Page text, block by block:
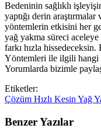
Bedeninin sağlıklı
yaptığı derin
yöntemlerin etkisini her
yağ yakma süreci aceleye
farkı hızla
Yöntemleri ile ilgili hangi
Yorumlarda bizimle
Etiketler:
Çözüm Hızlı Kesin Yağ
Benzer Yazılar